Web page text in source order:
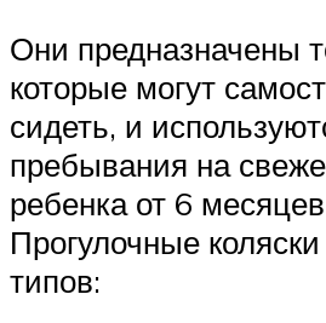
Они предназначены
которые могут
сидеть, и
пребывания на
ребенка от 6
Прогулочные
типов: